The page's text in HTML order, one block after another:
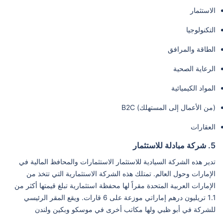
الاستثمار
التكنولوجيا
الطاقة والمرافق
الرعاية الصحية
المواد الكيميائية
(من الأعمال إلى المستهلك) B2C
العقارات
5. شركة مبادلة للاستثمار
تدير هذه الشركة السيادية للاستثمار الاستثمارات والمحافظ المالية في
الإمارات وحول العالم. تمتلك هذه الشركة الاستثمارية التي تتخذ من
الإمارات العربية المتحدة مقراً لها محفظة استثمارية تبلغ قيمتها أكثر من
1.1 تريليون درهم إماراتي موزعة على 6 قارات. ويقع المقر الرئيسي
للشركة في أبو ظبي ولها مكاتب أخرى في موسكو وبكين ولندن